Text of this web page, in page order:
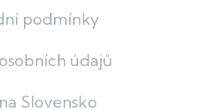
podmínky
údajů
Slovensko